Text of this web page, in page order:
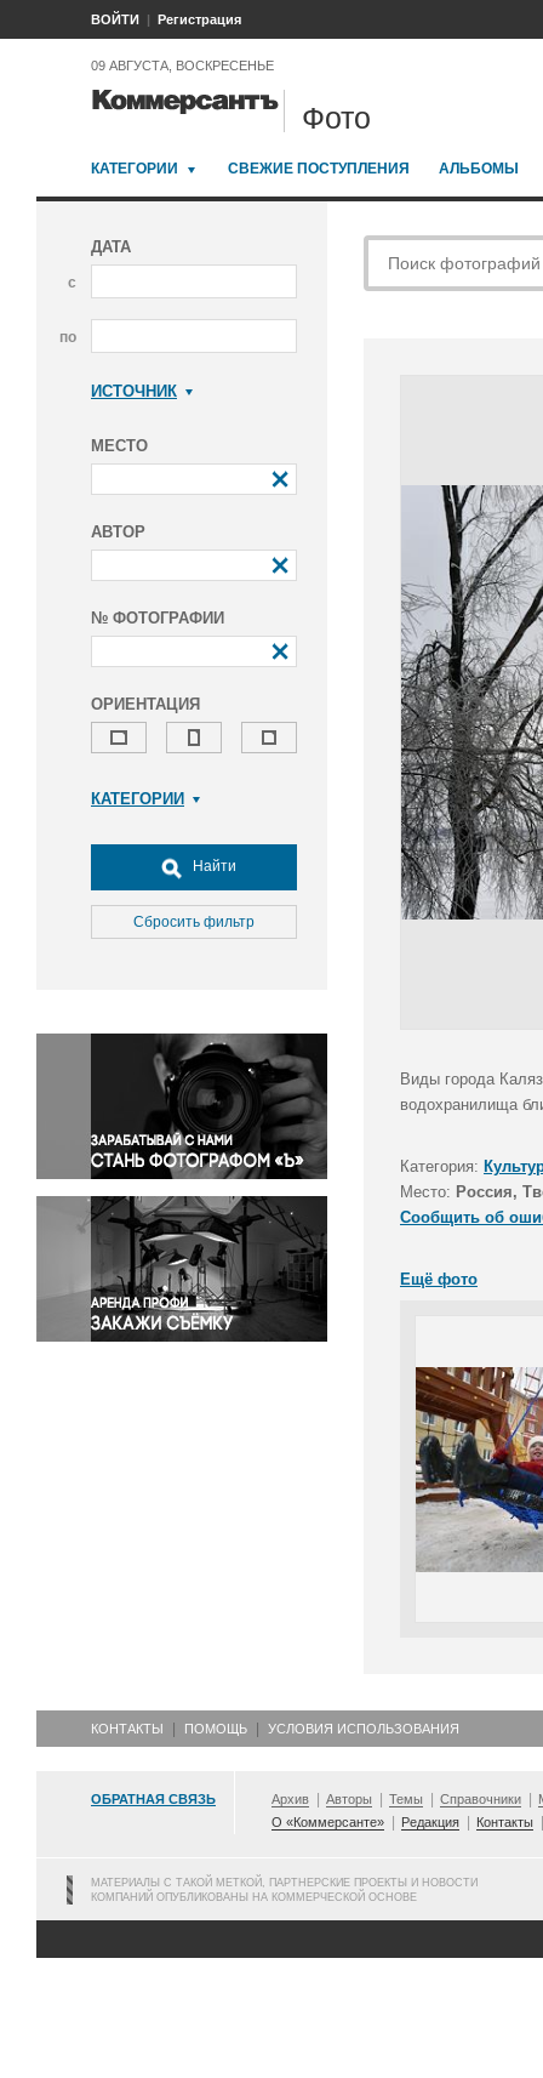
ВОЙТИ Регистрация
09 АВГУСТА, ВОСКРЕСЕНЬЕ
Фото
КАТЕГОРИИ СВЕЖИЕ ПОСТУПЛЕНИЯ АЛЬБОМЫ
ДАТА
с
по
ИСТОЧНИК
МЕСТО
АВТОР
№ ФОТОГРАФИИ
ОРИЕНТАЦИЯ
КАТЕГОРИИ
Досуг, туризм и отдых
Культура
Медицина
Окружающая среда
Политика
Правосудие
Происшествия и конфликты
Религия
Светская жизнь
Спорт
Экология
Экономика и бизнес
Найти
Сбросить фильтр
Виды города
водохранилища
Категория:
Место: Россия,
Сообщить об
Ещё фото
КОНТАКТЫ ПОМОЩЬ УСЛОВИЯ ИСПОЛЬЗОВАНИЯ
ОБРАТНАЯ СВЯЗЬ Архив Авторы Темы Справочники
О «Коммерсанте»
Редакция Контакты
МАТЕРИАЛЫ С ТАКОЙ МЕТКОЙ, ПАРТНЕРСКИЕ ПРОЕКТЫ И НОВОСТИ
КОМПАНИЙ ОПУБЛИКОВАНЫ НА КОММЕРЧЕСКОЙ ОСНОВЕ